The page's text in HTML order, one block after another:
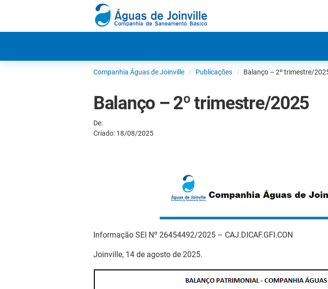
Companhia Águas de Joinville Publicações Balanço – 2º trimestre/
Balanço – 2º trimestre/2025
De:
Criado: 18/08/2025
Informação SEI Nº 26454492/2025 – CAJ.DICAF.GFI.CON
Joinville, 14 de agosto de 2025.